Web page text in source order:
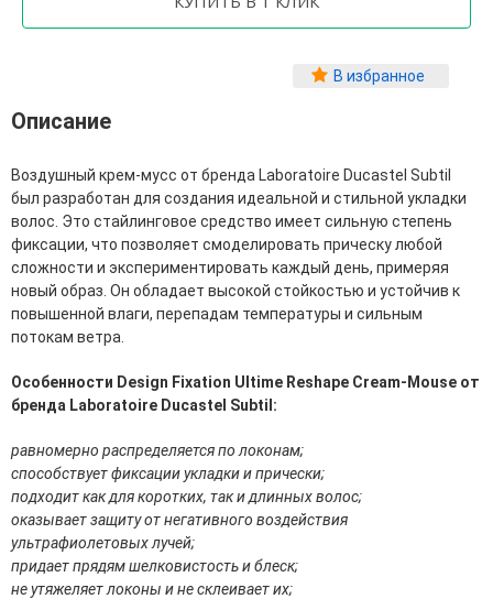
Фитопластика волос
Ампулы для лица
Гели для лица
Защита от солнца для лица
Карбокситерапия
Лосьоны, тоники и мисты для лица
Маски для лица
Масла для лица
Мицеллярная вода
Молочко и сливки для лица
Наборы для ухода за лицом
Пенки и муссы для лица
Скрабы, пилинги и гоммажи для лица
Средства для умывания
Уход для губ
В избранное
Описание
Воздушный крем-мусс от бренда Laboratoire Ducastel Subtil
был разработан для создания идеальной и стильной укладки
волос. Это стайлинговое средство имеет сильную степень
фиксации, что позволяет смоделировать прическу любой
сложности и экспериментировать каждый день, примеряя
новый образ. Он обладает высокой стойкостью и устойчив к
повышенной влаги, перепадам температуры и сильным
потокам ветра.
Особенности Design Fixation Ultime Reshape Cream-Mouse от
бренда Laboratoire Ducastel Subtil:
равномерно распределяется по локонам;
способствует фиксации укладки и прически;
подходит как для коротких, так и длинных волос;
оказывает защиту от негативного воздействия
ультрафиолетовых лучей;
придает прядям шелковистость и блеск;
не утяжеляет локоны и не склеивает их;